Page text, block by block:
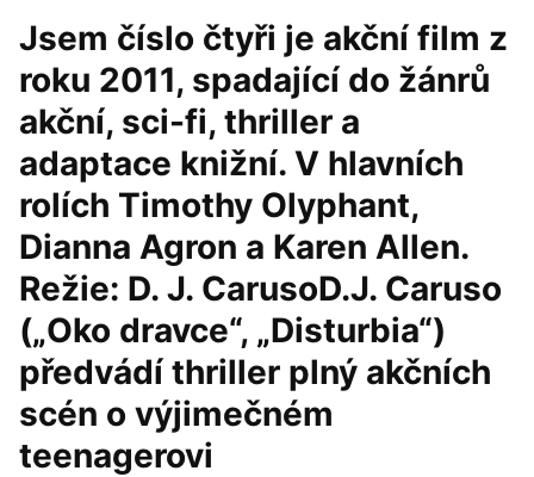
Jsem číslo čtyři je akční film z
roku 2011, spadající do žánrů
akční, sci-fi, thriller a
adaptace knižní. V hlavních
rolích Timothy Olyphant,
Dianna Agron a Karen Allen.
Režie: D. J. CarusoD.J. Caruso
(„Oko dravce“, „Disturbia“)
předvádí thriller plný akčních
scén o výjimečném
teenagerovi